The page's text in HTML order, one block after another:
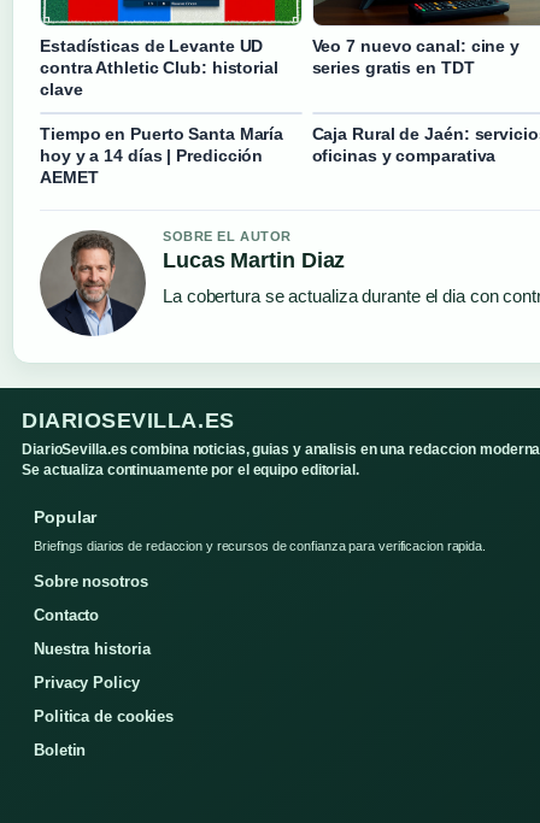
Estadísticas de Levante UD
contra Athletic Club: historial
clave
Veo 7 nuevo canal: cine y
series gratis en TDT
Tiempo en Puerto Santa María
hoy y a 14 días | Predicción
AEMET
Caja Rural de Jaén:
oficinas y comparativa
SOBRE EL AUTOR
Lucas Martin Diaz
La cobertura se actualiza durante el dia con
DIARIOSEVILLA.ES
DiarioSevilla.es combina noticias, guias y analisis en una redaccion
Se actualiza continuamente por el equipo editorial.
Popular
Briefings diarios de redaccion y recursos de confianza para verificacion rapida.
Sobre nosotros
Contacto
Nuestra historia
Privacy Policy
Politica de cookies
Boletin